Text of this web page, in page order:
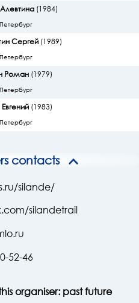
(1984)
Сергей(1989)
Роман(1979)
(1983)
contacts
silande/
silandetrail
52-46
organiser: pastfuture